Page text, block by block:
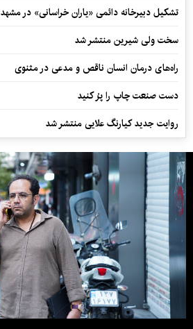
تشکیل دبیرخانه دائمی «یاران خراسانی» در مشهد
سخت ولی شیرین منتشر شد
راه‌های درمان انسان ناقص و مدعی در مثنوی
دست صنعت چاپ را پرُ کنید
روایت جدید کیارنگ علایی منتشر شد